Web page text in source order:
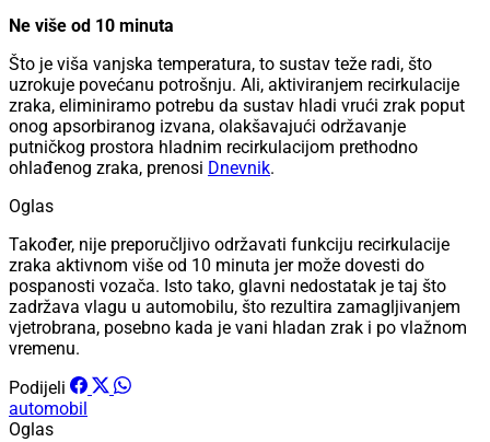
Ne više od 10 minuta
Što je viša vanjska temperatura, to sustav teže radi, što
uzrokuje povećanu potrošnju. Ali, aktiviranjem recirkulacije
zraka, eliminiramo potrebu da sustav hladi vrući zrak poput
onog apsorbiranog izvana, olakšavajući održavanje
putničkog prostora hladnim recirkulacijom prethodno
ohlađenog zraka, prenosi Dnevnik.
Oglas
Također, nije preporučljivo održavati funkciju recirkulacije
zraka aktivnom više od 10 minuta jer može dovesti do
pospanosti vozača. Isto tako, glavni nedostatak je taj što
zadržava vlagu u automobilu, što rezultira zamagljivanjem
vjetrobrana, posebno kada je vani hladan zrak i po vlažnom
vremenu.
Podijeli
automobil
Oglas